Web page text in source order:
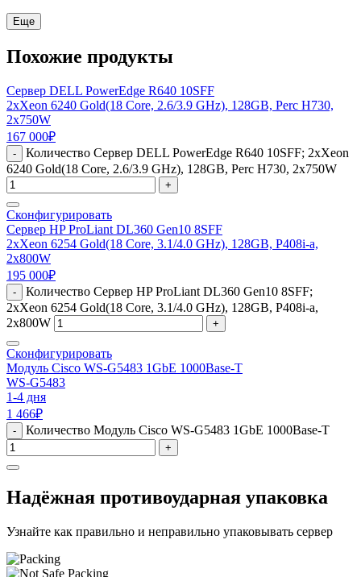
Еще
Похожие продукты
Сервер DELL PowerEdge R640 10SFF
2xXeon 6240 Gold(18 Core, 2.6/3.9 GHz), 128GB, Perc H730,
2x750W
167 000₽
-
Количество Сервер DELL PowerEdge R640 10SFF; 2xXeon
6240 Gold(18 Core, 2.6/3.9 GHz), 128GB, Perc H730, 2x750W
+
Сконфигурировать
Сервер HP ProLiant DL360 Gen10 8SFF
2xXeon 6254 Gold(18 Core, 3.1/4.0 GHz), 128GB, P408i-a,
2x800W
195 000₽
-
Количество Сервер HP ProLiant DL360 Gen10 8SFF;
2xXeon 6254 Gold(18 Core, 3.1/4.0 GHz), 128GB, P408i-a,
2x800W
+
Сконфигурировать
Модуль Cisco WS-G5483 1GbE 1000Base-T
WS-G5483
1-4 дня
1 466₽
- Количество Модуль Cisco WS-G5483 1GbE 1000Base-T
+
Надёжная противоударная упаковка
Узнайте как правильно и неправильно упаковывать сервер